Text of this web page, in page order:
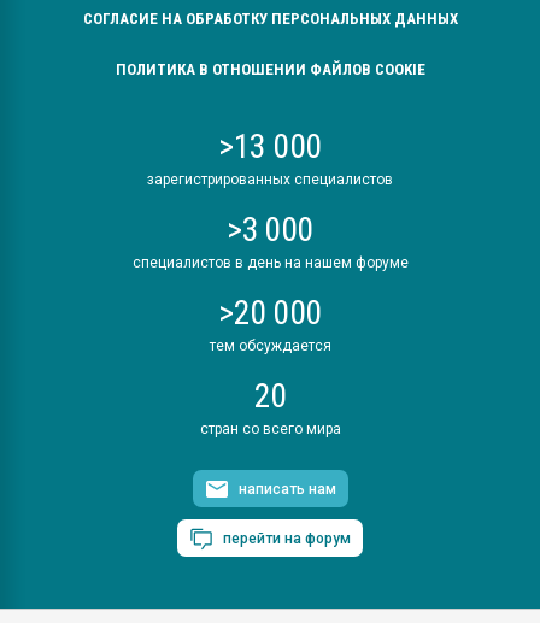
СОГЛАСИЕ НА ОБРАБОТКУ ПЕРСОНАЛЬНЫХ ДАННЫХ
ПОЛИТИКА В ОТНОШЕНИИ ФАЙЛОВ COOKIE
>13 000
зарегистрированных специалистов
>3 000
специалистов в день на нашем форуме
>20 000
тем обсуждается
20
стран со всего мира
написать нам
перейти на форум